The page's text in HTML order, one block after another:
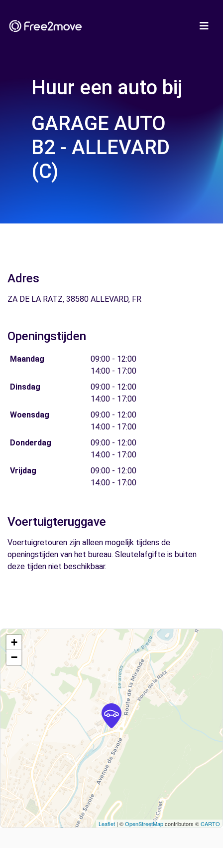
Huur een auto bij
GARAGE AUTO
B2 - ALLEVARD
(C)
Adres
ZA DE LA RATZ, 38580 ALLEVARD, FR
Openingstijden
Maandag
09:00 - 12:00
14:00 - 17:00
Dinsdag
09:00 - 12:00
14:00 - 17:00
Woensdag
09:00 - 12:00
14:00 - 17:00
Donderdag
09:00 - 12:00
14:00 - 17:00
Vrijdag
09:00 - 12:00
14:00 - 17:00
Voertuigteruggave
Voertuigretouren zijn alleen mogelijk tijdens de
openingstijden van het bureau. Sleutelafgifte is buiten
deze tijden niet beschikbaar.
+
−
Leaflet | ©OpenStreetMapcontributors ©CARTO